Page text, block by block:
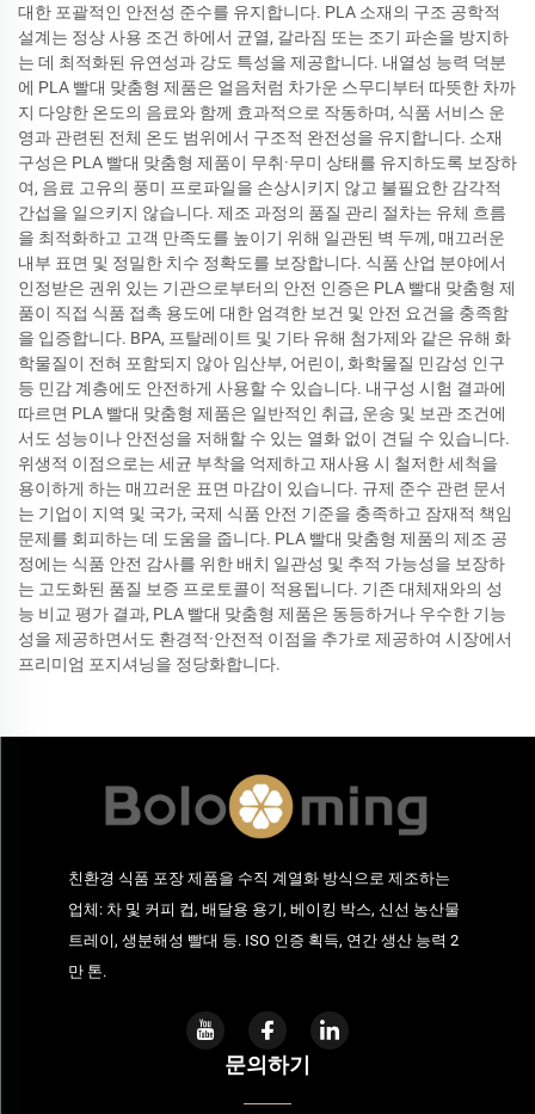
대한 포괄적인 안전성 준수를 유지합니다. PLA 소재의 구조 공학적
설계는 정상 사용 조건 하에서 균열, 갈라짐 또는 조기 파손을 방지하
는 데 최적화된 유연성과 강도 특성을 제공합니다. 내열성 능력 덕분
에 PLA 빨대 맞춤형 제품은 얼음처럼 차가운 스무디부터 따뜻한 차까
지 다양한 온도의 음료와 함께 효과적으로 작동하며, 식품 서비스 운
영과 관련된 전체 온도 범위에서 구조적 완전성을 유지합니다. 소재
구성은 PLA 빨대 맞춤형 제품이 무취·무미 상태를 유지하도록 보장하
여, 음료 고유의 풍미 프로파일을 손상시키지 않고 불필요한 감각적
간섭을 일으키지 않습니다. 제조 과정의 품질 관리 절차는 유체 흐름
을 최적화하고 고객 만족도를 높이기 위해 일관된 벽 두께, 매끄러운
내부 표면 및 정밀한 치수 정확도를 보장합니다. 식품 산업 분야에서
인정받은 권위 있는 기관으로부터의 안전 인증은 PLA 빨대 맞춤형 제
품이 직접 식품 접촉 용도에 대한 엄격한 보건 및 안전 요건을 충족함
을 입증합니다. BPA, 프탈레이트 및 기타 유해 첨가제와 같은 유해 화
학물질이 전혀 포함되지 않아 임산부, 어린이, 화학물질 민감성 인구
등 민감 계층에도 안전하게 사용할 수 있습니다. 내구성 시험 결과에
따르면 PLA 빨대 맞춤형 제품은 일반적인 취급, 운송 및 보관 조건에
서도 성능이나 안전성을 저해할 수 있는 열화 없이 견딜 수 있습니다.
위생적 이점으로는 세균 부착을 억제하고 재사용 시 철저한 세척을
용이하게 하는 매끄러운 표면 마감이 있습니다. 규제 준수 관련 문서
는 기업이 지역 및 국가, 국제 식품 안전 기준을 충족하고 잠재적 책임
문제를 회피하는 데 도움을 줍니다. PLA 빨대 맞춤형 제품의 제조 공
정에는 식품 안전 감사를 위한 배치 일관성 및 추적 가능성을 보장하
는 고도화된 품질 보증 프로토콜이 적용됩니다. 기존 대체재와의 성
능 비교 평가 결과, PLA 빨대 맞춤형 제품은 동등하거나 우수한 기능
성을 제공하면서도 환경적·안전적 이점을 추가로 제공하여 시장에서
프리미엄 포지셔닝을 정당화합니다.
친환경 식품 포장 제품을 수직 계열화 방식으로 제조하는
업체: 차 및 커피 컵, 배달용 용기, 베이킹 박스, 신선 농산물
트레이, 생분해성 빨대 등. ISO 인증 획득, 연간 생산 능력 2
만 톤.
문의하기